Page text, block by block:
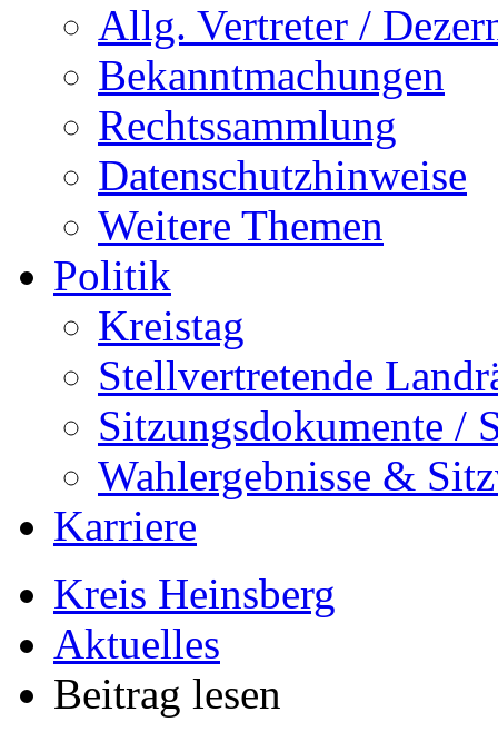
Allg. Vertreter /
Bekanntmachungen
Rechtssammlung
Datenschutzhinweise
Weitere Themen
Politik
Kreistag
Stellvertretende
Sitzungsdokumente /
Wahlergebnisse &
Karriere
Kreis Heinsberg
Aktuelles
Beitrag lesen